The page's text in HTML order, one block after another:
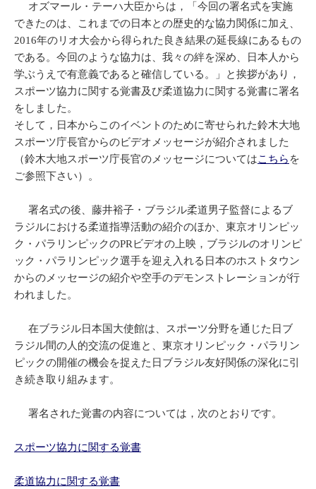
オズマール・テーハ大臣からは，「今回の署名式を実施
できたのは、これまでの日本との歴史的な協力関係に加え、
2016年のリオ大会から得られた良き結果の延長線にあるもの
である。今回のような協力は、我々の絆を深め、日本人から
学ぶうえで有意義であると確信している。」と挨拶があり，
スポーツ協力に関する覚書及び柔道協力に関する覚書に署名
をしました。
そして，日本からこのイベントのために寄せられた鈴木大地
スポーツ庁長官からのビデオメッセージが紹介されました
（鈴木大地スポーツ庁長官のメッセージについてはこちら を
ご参照下さい）。
署名式の後、藤井裕子・ブラジル柔道男子監督によるブ
ラジルにおける柔道指導活動の紹介のほか、東京オリンピッ
ク・パラリンピックのPRビデオの上映，ブラジルのオリンピ
ック・パラリンピック選手を迎え入れる日本のホストタウン
からのメッセージの紹介や空手のデモンストレーションが行
われました。
在ブラジル日本国大使館は、スポーツ分野を通じた日ブ
ラジル間の人的交流の促進と、東京オリンピック・パラリン
ピックの開催の機会を捉えた日ブラジル友好関係の深化に引
き続き取り組みます。
署名された覚書の内容については，次のとおりです。
スポーツ協力に関する覚書
柔道協力に関する覚書